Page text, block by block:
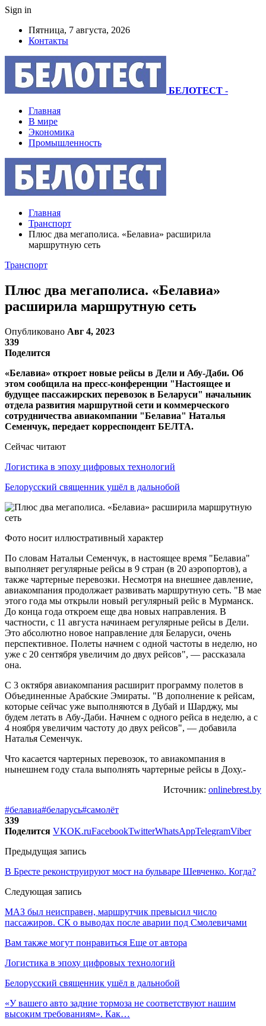
Sign in
Пятница, 7 августа, 2026
Контакты
БЕЛОТЕСТ -
Главная
В мире
Экономика
Промышленность
Главная
Транспорт
Плюс два мегаполиса. «Белавиа» расширила
маршрутную сеть
Транспорт
Плюс два мегаполиса. «Белавиа»
расширила маршрутную сеть
Опубликовано Авг 4, 2023
339
Поделится
«Белавиа» откроет новые рейсы в Дели и Абу-Даби. Об
этом сообщила на пресс-конференции "Настоящее и
будущее пассажирских перевозок в Беларуси" начальник
отдела развития маршрутной сети и коммерческого
сотрудничества авиакомпании "Белавиа" Наталья
Семенчук, передает корреспондент БЕЛТА.
Сейчас читают
Логистика в эпоху цифровых технологий
Белорусский священник ушёл в дальнобой
Фото носит иллюстративный характер
По словам Натальи Семенчук, в настоящее время "Белавиа"
выполняет регулярные рейсы в 9 стран (в 20 аэропортов), а
также чартерные перевозки. Несмотря на внешнее давление,
авиакомпания продолжает развивать маршрутную сеть. "В мае
этого года мы открыли новый регулярный рейс в Мурманск.
До конца года откроем еще два новых направления. В
частности, с 11 августа начинаем регулярные рейсы в Дели.
Это абсолютно новое направление для Беларуси, очень
перспективное. Полеты начнем с одной частоты в неделю, но
уже с 20 сентября увеличим до двух рейсов", — рассказала
она.
С 3 октября авиакомпания расширит программу полетов в
Объединенные Арабские Эмираты. "В дополнение к рейсам,
которые сейчас уже выполняются в Дубай и Шарджу, мы
будем летать в Абу-Даби. Начнем с одного рейса в неделю, а с
4 ноября увеличим частоту до двух рейсов", — добавила
Наталья Семенчук.
Что касается чартерных перевозок, то авиакомпания в
нынешнем году стала выполнять чартерные рейсы в Доху.-
Источник: onlinebrest.by
#белавиа#беларусь#самолёт
339
Поделится VKOK.ruFacebookTwitterWhatsAppTelegramViber
Предыдущая запись
В Бресте реконструируют мост на бульваре Шевченко. Когда?
Следующая запись
МАЗ был неисправен, маршрутчик превысил число
пассажиров. СК о выводах после аварии под Смолевичами
Вам также могут понравиться Еще от автора
Логистика в эпоху цифровых технологий
Белорусский священник ушёл в дальнобой
«У вашего авто задние тормоза не соответствуют нашим
высоким требованиям». Как…